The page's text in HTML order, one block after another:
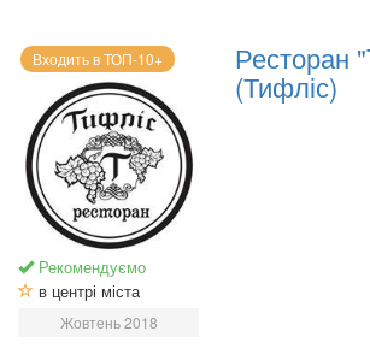
Входить в ТОП-10+
Рекомендуємо
в центрі міста
Жовтень 2018
Ресторан
(Тифліс)